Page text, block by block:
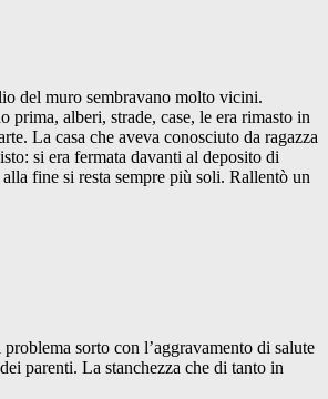
del muro sembravano molto vicini.
alberi, strade, case, le era rimasto in
La casa che aveva conosciuto da ragazza
si era fermata davanti al deposito di
fine si resta sempre più soli. Rallentò un
sorto con l’aggravamento di salute
parenti. La stanchezza che di tanto in